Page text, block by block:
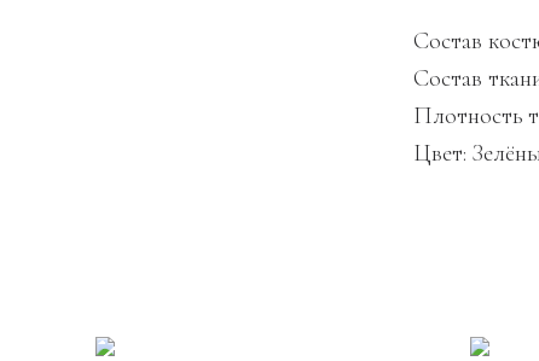
Состав
Состав
Плотность
Цвет: